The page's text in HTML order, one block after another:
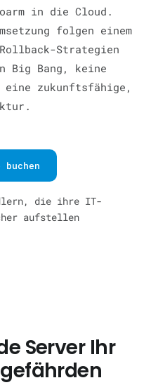
in die Cloud.
folgen einem
Strategien
Bang, keine
eine zukunftsfähige,
die ihre IT-
aufstellen
Server Ihr